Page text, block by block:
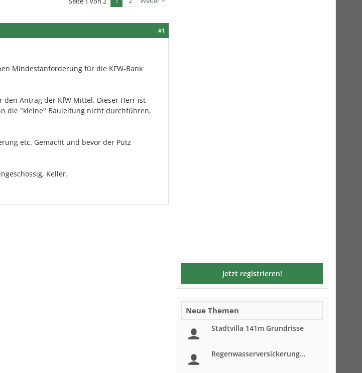
#1
Mindestanforderung für die KFW-Bank
Antrag der KfW Mittel. Dieser Herr ist
die "kleine" Bauleitung nicht durchführen,
etc. Gemacht und bevor der Putz
Keller.
Jetzt registrieren!
Neue Themen
Stadtvilla 141m Grundrisse
Regenwasserversickerung...